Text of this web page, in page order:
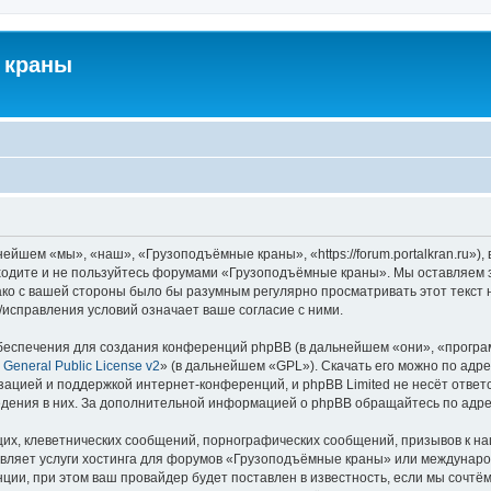
«мы», «наш», «Грузоподъёмные краны», «https://forum.portalkran.ru»),
и не пользуйтесь форумами «Грузоподъёмные краны». Мы
с вашей стороны было бы разумным регулярно просматривать этот текст
условий означает ваше согласие с ними.
для создания конференций phpBB (в дальнейшем «они»,
General Public License v2» (в дальнейшем «GPL»). Скачать его можно по
и поддержкой интернет-конференций, и phpBB Limited не несёт
в них. За дополнительной информацией о phpBB обращайтесь по
клеветнических сообщений, порнографических сообщений, призывов к
услуги хостинга для форумов «Грузоподъёмные краны» или
при этом ваш провайдер будет поставлен в известность, если мы